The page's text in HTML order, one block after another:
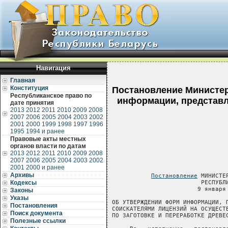
Навигация
Главная
Конституция
Республиканское право по
дате принятия
2013 2012 2011 2010 2009 2008
2007 2006 2005 2004 2003 2002
2001 2000 1999 1998 1997 1996
1995 1994 и ранее
Правовые акты местных
органов власти по датам
2013 2012 2011 2010 2009 2008
2007 2006 2005 2004 2003 2002
2001 2000 и ранее
Архивы
Кодексы
Законы
Указы
Постановления
Поиск документа
Полезные ссылки
Постановление
информации,
Постановление МИНИСТЕРСТВА ЛЕСНОГО ХОЗЯЙСТВА
                         РЕСПУБЛИКИ БЕЛАРУСЬ
                        9 января 2006 г. № 1

ОБ УТВЕРЖДЕНИИ ФОРМ ИНФОРМАЦИИ, ПРЕДСТАВЛЯЕМОЙ
СОИСКАТЕЛЯМИ ЛИЦЕНЗИЙ НА ОСУЩЕСТВЛЕНИЕ ДЕЯТЕЛЬНОСТИ
ПО ЗАГОТОВКЕ И ПЕРЕРАБОТКЕ ДРЕВЕСИНЫ И ЛИЦЕНЗИАТАМИ

     Во   исполнение   постановления  Совета  Министров   Республики
Беларусь  от  27 декабря 2005 г. № 1551 «Об утверждении положений  о
лицензировании  видов  деятельности,  выдачу  лицензий  на   которые
осуществляет  Министерство лесного хозяйства»  Министерство  лесного
хозяйства Республики Беларусь ПОСТАНОВЛЯЕТ:
     1. Утвердить:
     форму  информации  о наличии у соискателя лицензии  технических
средств   для  осуществления  деятельности  по  заготовке  древесины
согласно приложению 1;
     форму   информации   о   составе  и   квалификации   работников
соискателя  лицензии  для  осуществления деятельности  по  заготовке
древесины согласно приложению 2;
     форму информации о заготовке древесины согласно приложению 3;
     форму  информации  о наличии у соискателя лицензии  технических
средств  для  осуществления деятельности  по  переработке  древесины
согласно приложению 4;
     форму   информации   о   составе  и   квалификации   работников
соискателя  лицензии для осуществления деятельности  по  переработке
древесины согласно приложению 5;
     форму   информации    о    переработке    древесины    согласно
приложению 6.
     2.  Признать  утратившим  силу постановление  Комитета  лесного
хозяйства при Совете Министров Республики Беларусь от 11 ноября 2003
г. № 9 «Об утверждении форм информации, предоставляемой соискателями
лицензий  на  осуществление  деятельности  по  заготовке  древесины»
(Национальный  реестр  правовых  актов Республики Беларусь, 2003 г.,
№ 141, 8/10298).
     
Министр                                                  П.М.Семашко
     
                                                 Приложение 1
                                                 к постановлению
                                                 Министерства
                                                 лесного